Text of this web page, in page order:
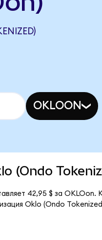
OKLOON
(Ondo
42,95 $ за OKLOon.
Oklo (Ondo